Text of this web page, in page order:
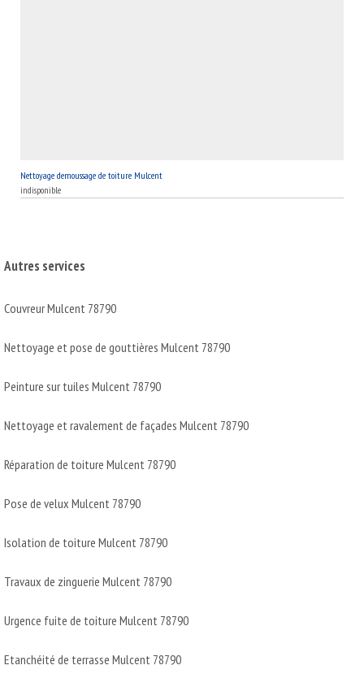
Nettoyage demoussage de toiture Mulcent
indisponible
Autres services
Couvreur Mulcent 78790
Nettoyage et pose de gouttières Mulcent 78790
Peinture sur tuiles Mulcent 78790
Nettoyage et ravalement de façades Mulcent 78790
Réparation de toiture Mulcent 78790
Pose de velux Mulcent 78790
Isolation de toiture Mulcent 78790
Travaux de zinguerie Mulcent 78790
Urgence fuite de toiture Mulcent 78790
Etanchéité de terrasse Mulcent 78790